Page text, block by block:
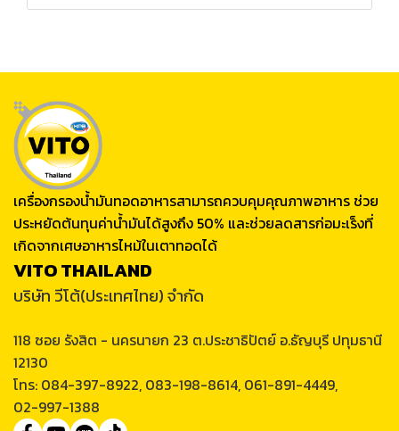
เครื่องกรองน้ำมันทอดอาหารสามารถควบคุมคุณภาพอาหาร ช่วย
ประหยัดต้นทุนค่าน้ำมันได้สูงถึง 50% และช่วยลดสารก่อมะเร็งที่
เกิดจากเศษอาหารไหม้ในเตาทอดได้
VITO THAILAND
บริษัท วีโต้(ประเทศไทย) จำกัด
118 ซอย รังสิต - นครนายก 23 ต.ประชาธิปัตย์ อ.ธัญบุรี ปทุมธานี
12130
โทร: 084-397-8922, 083-198-8614, 061-891-4449,
02-997-1388